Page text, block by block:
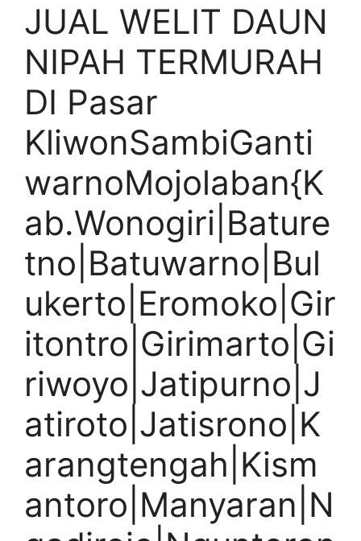
JUAL WELIT DAUN
NIPAH TERMURAH
DI Pasar
KliwonSambiGanti
warnoMojolaban{K
ab.Wonogiri|Bature
tno|Batuwarno|Bul
ukerto|Eromoko|Gir
itontro|Girimarto|Gi
riwoyo|Jatipurno|J
atiroto|Jatisrono|K
arangtengah|Kism
antoro|Manyaran|N